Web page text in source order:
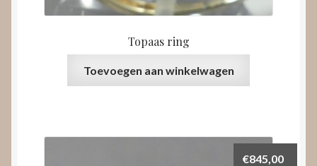
Topaas ring
Toevoegen aan winkelwagen
€845,00